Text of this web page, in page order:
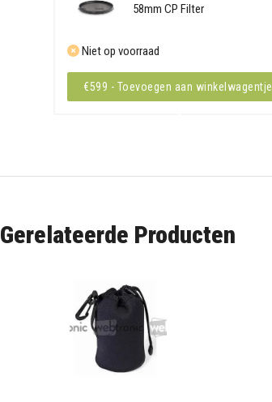
58mm CP Filter
Niet op voorraad
€599 - Toevoegen aan winkelwagentje
Gerelateerde Producten